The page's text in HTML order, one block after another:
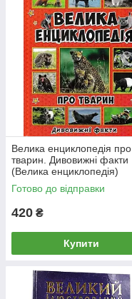
Велика енциклопедія про
тварин. Дивовижні факти
(Велика енциклопедія)
Готово до відправки
420 ₴
Купити